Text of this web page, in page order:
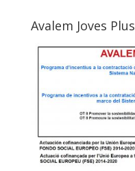
Avalem Joves Plus